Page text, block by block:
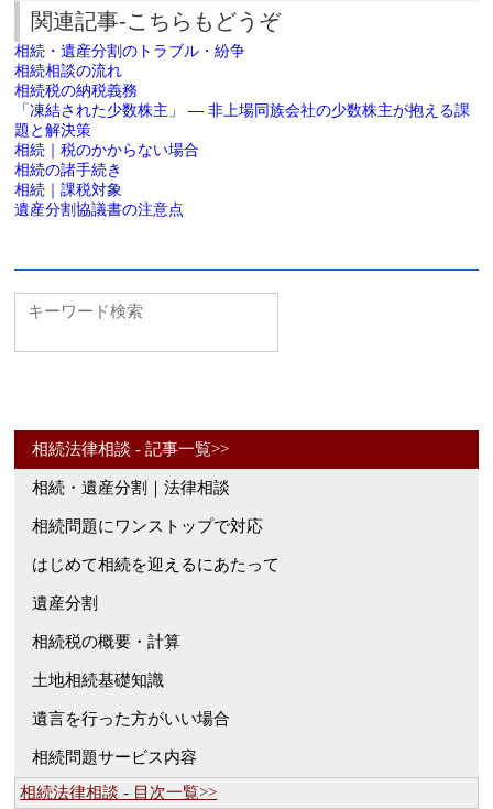
関連記事-こちらもどうぞ
相続・遺産分割のトラブル・紛争
相続相談の流れ
相続税の納税義務
「凍結された少数株主」 ― 非上場同族会社の少数株主が抱える課
題と解決策
相続｜税のかからない場合
相続の諸手続き
相続｜課税対象
遺産分割協議書の注意点
相続法律相談 - 記事一覧>>
相続・遺産分割｜法律相談
相続問題にワンストップで対応
はじめて相続を迎えるにあたって
遺産分割
相続税の概要・計算
土地相続基礎知識
遺言を行った方がいい場合
相続問題サービス内容
相続法律相談 - 目次一覧>>